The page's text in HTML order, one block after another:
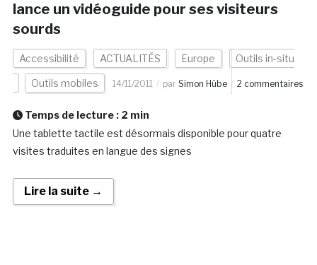
lance un vidéoguide pour ses visiteurs
sourds
Accessibilité ACTUALITÉS Europe Outils in-situ
Outils mobiles 14/11/2011 par Simon Hübe 2 commentaires
Temps de lecture : 2 min
Une tablette tactile est désormais disponible pour quatre
visites traduites en langue des signes
Lire la suite →